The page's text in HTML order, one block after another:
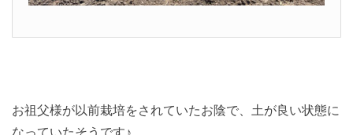
お祖父様が以前栽培をされていたお陰で、土が良い状態に